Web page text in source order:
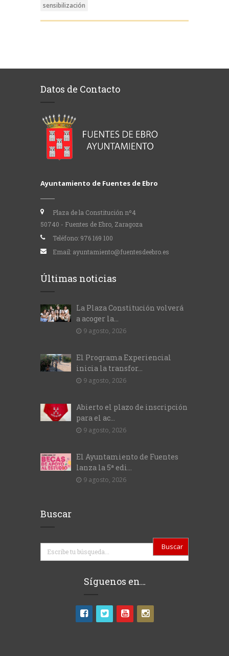
sensibilización
Datos de Contacto
Ayuntamiento de Fuentes de Ebro
Plaza de la Constitución nº4
50740 - Fuentes de Ebro, Zaragoza
Teléfono: 976 169 100
Email: ayuntamiento@fuentesdeebro.es
Últimas noticias
La Plaza Constitución volverá
a acoger la...
9 agosto, 2026
El Programa Experiencial
inicia la transfor...
9 agosto, 2026
Abierto el plazo de inscripción
para el ac...
9 agosto, 2026
El Ayuntamiento de Fuentes
lanza la 5ª edi...
9 agosto, 2026
Buscar
Buscar
Síguenos en…